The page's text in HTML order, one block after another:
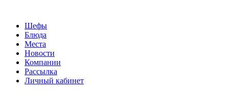
Шефы
Блюда
Места
Новости
Компании
Рассылка
Личный кабинет